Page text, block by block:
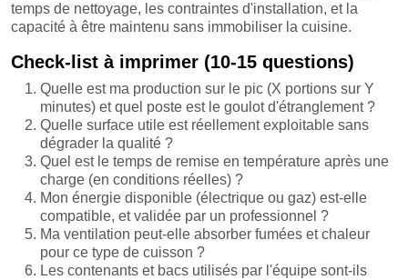
temps de nettoyage, les contraintes d'installation, et la
capacité à être maintenu sans immobiliser la cuisine.
Check-list à imprimer (10-15 questions)
Quelle est ma production sur le pic (X portions sur Y
minutes) et quel poste est le goulot d'étranglement ?
Quelle surface utile est réellement exploitable sans
dégrader la qualité ?
Quel est le temps de remise en température après une
charge (en conditions réelles) ?
Mon énergie disponible (électrique ou gaz) est-elle
compatible, et validée par un professionnel ?
Ma ventilation peut-elle absorber fumées et chaleur
pour ce type de cuisson ?
Les contenants et bacs utilisés par l'équipe sont-ils